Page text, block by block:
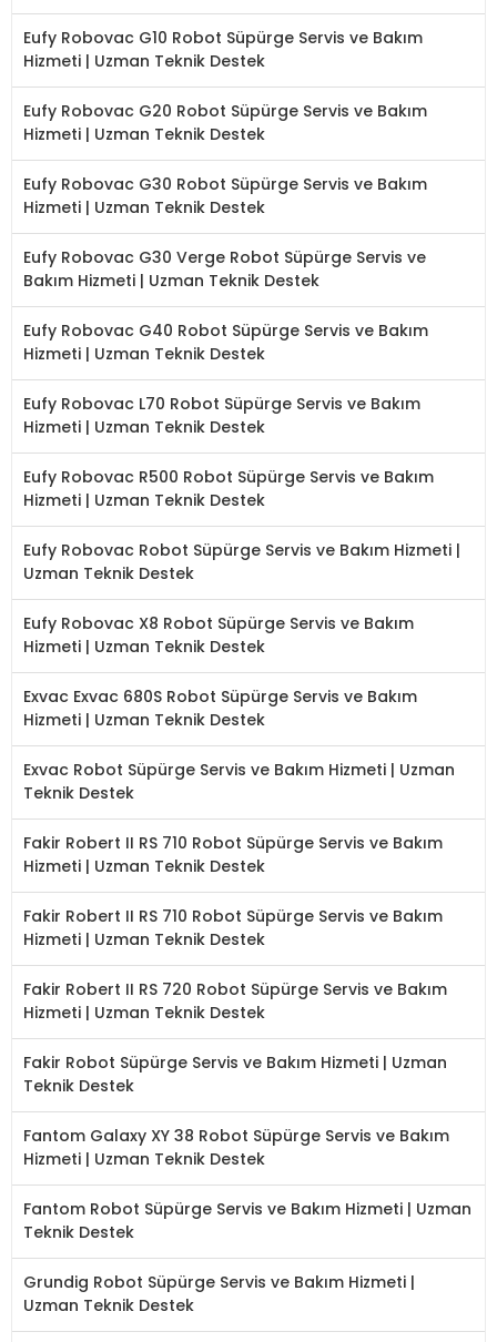
Eufy Robovac G10 Robot Süpürge Servis ve Bakım
Hizmeti | Uzman Teknik Destek
Eufy Robovac G20 Robot Süpürge Servis ve Bakım
Hizmeti | Uzman Teknik Destek
Eufy Robovac G30 Robot Süpürge Servis ve Bakım
Hizmeti | Uzman Teknik Destek
Eufy Robovac G30 Verge Robot Süpürge Servis ve
Bakım Hizmeti | Uzman Teknik Destek
Eufy Robovac G40 Robot Süpürge Servis ve Bakım
Hizmeti | Uzman Teknik Destek
Eufy Robovac L70 Robot Süpürge Servis ve Bakım
Hizmeti | Uzman Teknik Destek
Eufy Robovac R500 Robot Süpürge Servis ve Bakım
Hizmeti | Uzman Teknik Destek
Eufy Robovac Robot Süpürge Servis ve Bakım Hizmeti |
Uzman Teknik Destek
Eufy Robovac X8 Robot Süpürge Servis ve Bakım
Hizmeti | Uzman Teknik Destek
Exvac Exvac 680S Robot Süpürge Servis ve Bakım
Hizmeti | Uzman Teknik Destek
Exvac Robot Süpürge Servis ve Bakım Hizmeti | Uzman
Teknik Destek
Fakir Robert II RS 710 Robot Süpürge Servis ve Bakım
Hizmeti | Uzman Teknik Destek
Fakir Robert II RS 710 Robot Süpürge Servis ve Bakım
Hizmeti | Uzman Teknik Destek
Fakir Robert II RS 720 Robot Süpürge Servis ve Bakım
Hizmeti | Uzman Teknik Destek
Fakir Robot Süpürge Servis ve Bakım Hizmeti | Uzman
Teknik Destek
Fantom Galaxy XY 38 Robot Süpürge Servis ve Bakım
Hizmeti | Uzman Teknik Destek
Fantom Robot Süpürge Servis ve Bakım Hizmeti | Uzman
Teknik Destek
Grundig Robot Süpürge Servis ve Bakım Hizmeti |
Uzman Teknik Destek